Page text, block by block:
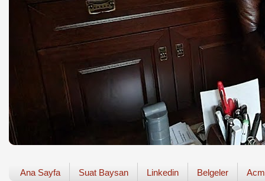
Ana Sayfa Suat Baysan Linkedin Belgeler